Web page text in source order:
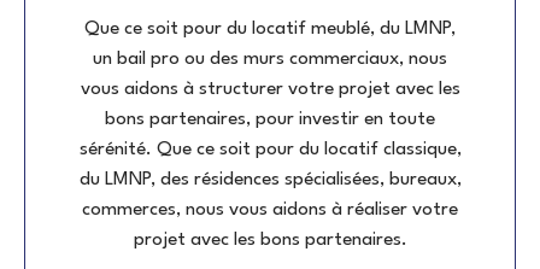
Que ce soit pour du locatif meublé, du LMNP,
un bail pro ou des murs commerciaux, nous
vous aidons à structurer votre projet avec les
bons partenaires, pour investir en toute
sérénité. Que ce soit pour du locatif classique,
du LMNP, des résidences spécialisées, bureaux,
commerces, nous vous aidons à réaliser votre
projet avec les bons partenaires.